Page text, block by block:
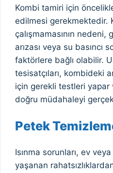
Kombi tamiri için
edilmesi gerekmektedir.
çalışmamasının nedeni,
arızası veya su basıncı
faktörlere bağlı olabilir.
tesisatçıları, kombideki
için gerekli testleri yapar
doğru müdahaleyi
Petek
Isınma sorunları, ev
yaşanan